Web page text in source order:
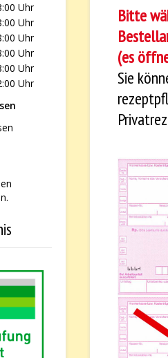
Uhr
Uhr
Uhr
Uhr
Uhr
Uhr
Bitte
(es
Sie